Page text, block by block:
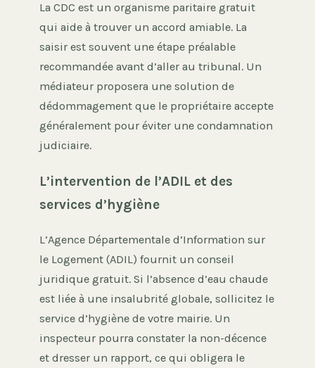
La CDC est un organisme paritaire gratuit
qui aide à trouver un accord amiable. La
saisir est souvent une étape préalable
recommandée avant d’aller au tribunal. Un
médiateur proposera une solution de
dédommagement que le propriétaire accepte
généralement pour éviter une condamnation
judiciaire.
L’intervention de l’ADIL et des
services d’hygiène
L’Agence Départementale d’Information sur
le Logement (ADIL) fournit un conseil
juridique gratuit. Si l’absence d’eau chaude
est liée à une insalubrité globale, sollicitez le
service d’hygiène de votre mairie. Un
inspecteur pourra constater la non-décence
et dresser un rapport, ce qui obligera le